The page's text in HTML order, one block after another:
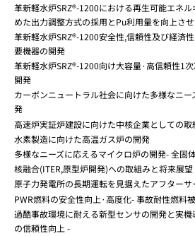
革新軽水炉SRZ®-1200における再生可能エネ
めた出力調整方式の採用とPu利用量を向上さ
革新軽水炉SRZ®-1200安全性,信頼性及び経済
要機器の開発
革新軽水炉SRZ®-1200向け大容量·高信頼性1
開発
カーボンニュートラル社会に向けた多様なニ
発
高速炉実証炉建設に向けた中核企業としての取
水素製造に向けた高温ガス炉の開発
多様なニーズに応えるマイクロ炉の開発- 全固
核融合(ITER,原型炉開発)への取組みと将来展望
原子力発電所の長期運転を見据えたアフター
PWR燃料の安全性向上·高度化- 事故耐性燃料
過酷事故環境に耐える新型センサの開発と実
の信頼性向上 -